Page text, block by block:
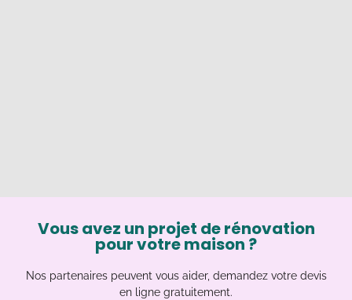
Vous avez un projet de rénovation
pour votre maison ?
Nos partenaires peuvent vous aider, demandez votre devis
en ligne gratuitement.